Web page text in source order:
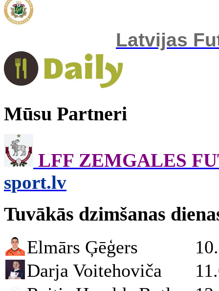
Latvijas
Mūsu Partneri
LFF ZEMGALES
sport.lv
Tuvākās dzimšanas
Elmārs Ģēģers
Darja Voitehoviča